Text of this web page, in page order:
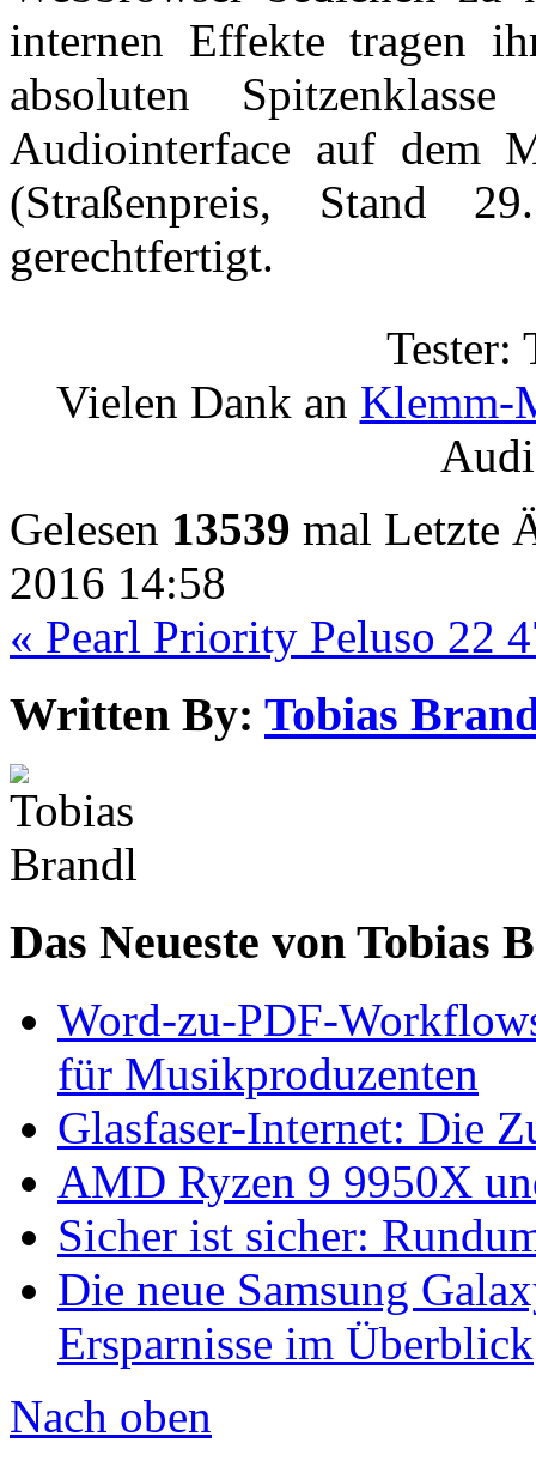
internen Effekte tragen
absoluten
Audiointerface auf dem
(Straßenpreis, Stand
gerechtfertigt.
Tester:
Vielen Dank an Klemm-
Gelesen 13539 mal Letzte
2016 14:58
« Pearl Priority Peluso 22
Written By: Tobias
Das Neueste von Tobias
Word-zu-PDF-
für Musikproduzenten
Glasfaser-Internet: Die
AMD Ryzen 9 9950X
Sicher ist sicher:
Die neue Samsung
Ersparnisse im Überblick
Nach oben